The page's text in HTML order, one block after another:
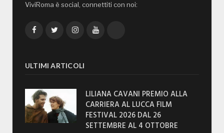
ViviRoma è social, connettiti con noi:
FacebookTwitterInstagramYouTube
ULTIMI ARTICOLI
LILIANA CAVANI PREMIO ALLA
CARRIERA AL LUCCA FILM
FESTIVAL 2026 DAL 26
SETTEMBRE AL 4 OTTOBRE